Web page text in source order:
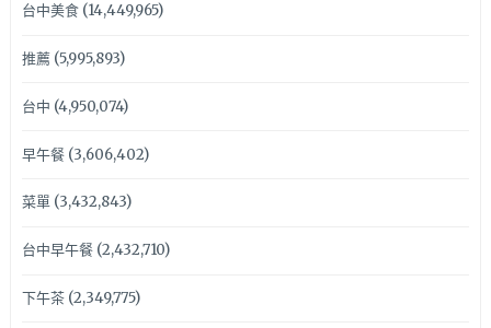
台中美食(14,449,965)
推薦(5,995,893)
台中 (4,950,074)
早午餐(3,606,402)
菜單(3,432,843)
台中早午餐(2,432,710)
下午茶(2,349,775)